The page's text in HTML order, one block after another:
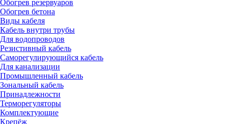
Обогрев резервуаров
Обогрев бетона
Виды кабеля
Кабель внутри трубы
Для водопроводов
Резистивный кабель
Саморегулирующийся кабель
Для канализации
Промышленный кабель
Зональный кабель
Принадлежности
Терморегуляторы
Комплектующие
Крепёж